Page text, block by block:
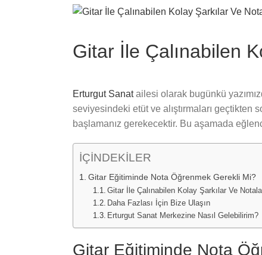
View
Gitar İle Çalınabilen
Erturgut Sanatailesi olarak bugünkü
seviyesindeki etüt ve alıştırmaları
başlamanız gerekecektir. Bu aşamada
İÇİNDEKİLER
Gitar Eğitiminde Nota Öğrenmek Gerekli Mi?
Gitar İle Çalınabilen Kolay Şarkılar Ve
Daha Fazlası İçin Bize Ulaşın
Erturgut Sanat Merkezine Nasıl Gelebilirim?
Gitar Eğitiminde Nota